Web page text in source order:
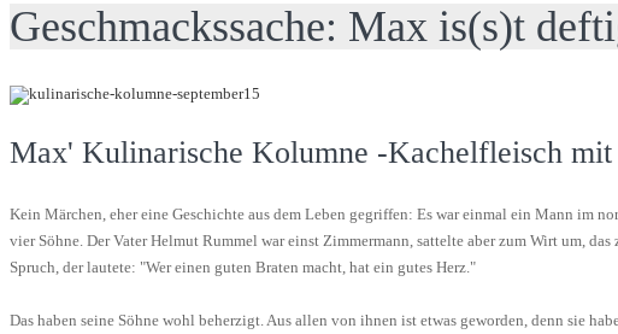
Geschmackssache: Max is(s)t
Max' Kulinarische Kolumne -Kachelfleisch mit
Kein Märchen, eher eine Geschichte aus dem Leben gegriffen: Es war einmal ein Mann im
vier Söhne. Der Vater Helmut Rummel war einst Zimmermann, sattelte aber zum Wirt um,
Spruch, der lautete: "Wer einen guten Braten macht, hat ein gutes Herz."
Das haben seine Söhne wohl beherzigt. Aus allen von ihnen ist etwas geworden, denn sie